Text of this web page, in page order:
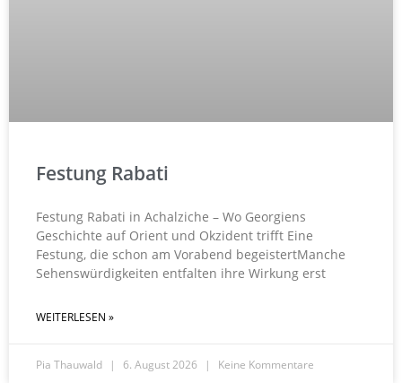
Festung Rabati
Festung Rabati in Achalziche – Wo Georgiens
Geschichte auf Orient und Okzident trifft Eine
Festung, die schon am Vorabend begeistertManche
Sehenswürdigkeiten entfalten ihre Wirkung erst
WEITERLESEN »
Pia Thauwald 6. August 2026 Keine Kommentare